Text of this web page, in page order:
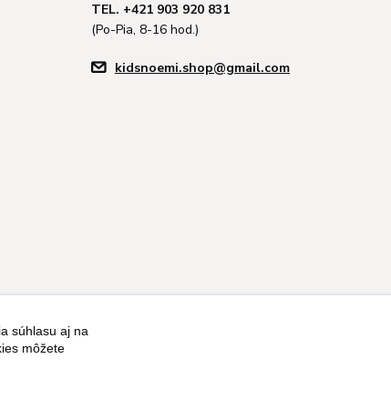
TEL. +421 903 920 831
(Po-Pia, 8-16 hod.)
kidsnoemi.shop@gmail.com
súhlasu aj na
môžete